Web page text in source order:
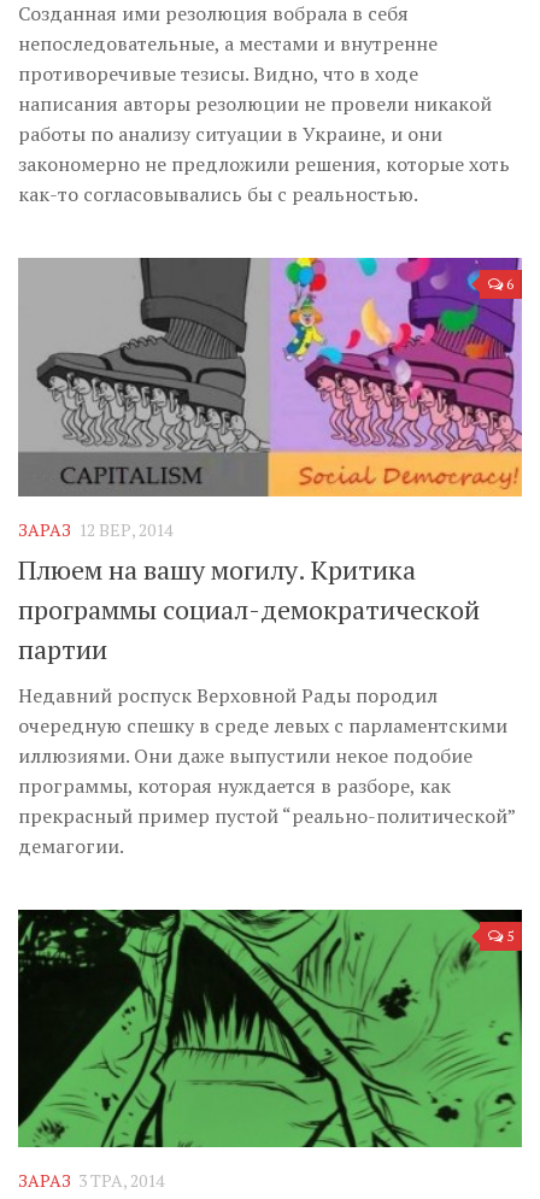
Созданная ими резолюция вобрала в себя
непоследовательные, а местами и внутренне
противоречивые тезисы. Видно, что в ходе
написания авторы резолюции не провели никакой
работы по анализу ситуации в Украине, и они
закономерно не предложили решения, которые хоть
как-то согласовывались бы с реальностью.
6
ЗАРАЗ 12 ВЕР, 2014
Плюем на вашу могилу. Критика
программы социал-демократической
партии
Недавний роспуск Верховной Рады породил
очередную спешку в среде левых с парламентскими
иллюзиями. Они даже выпустили некое подобие
программы, которая нуждается в разборе, как
прекрасный пример пустой “реально-политической”
демагогии.
5
ЗАРАЗ 3 ТРА, 2014